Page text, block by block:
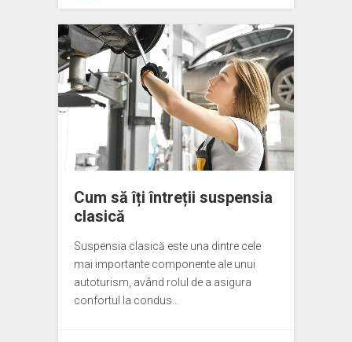
Cum să îți întreții suspensia
clasică
Suspensia clasică este una dintre cele
mai importante componente ale unui
autoturism, având rolul de a asigura
confortul la condus…